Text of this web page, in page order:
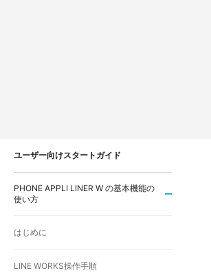
ユーザー向けスタートガイド
PHONE APPLI LINER W の基本機能の
使い方
はじめに
LINE WORKS操作手順